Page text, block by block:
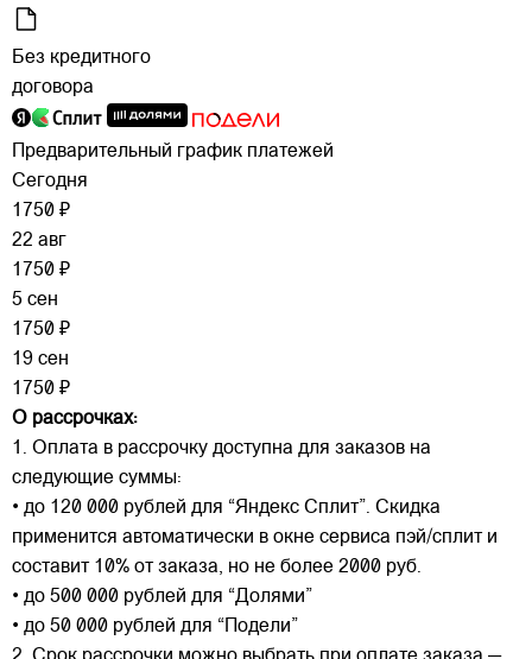
Без кредитного
договора
Предварительный график платежей
Сегодня
1750 ₽
22 авг
1750 ₽
5 сен
1750 ₽
19 сен
1750 ₽
О рассрочках:
1. Оплата в рассрочку доступна для заказов на
следующие суммы:
• до 120 000 рублей для “Яндекс Сплит”. Скидка
применится автоматически в окне сервиса пэй/сплит и
составит 10% от заказа, но не более 2000 руб.
• до 500 000 рублей для “Долями”
• до 50 000 рублей для “Подели”